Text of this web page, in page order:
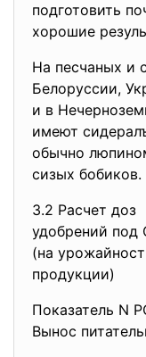
подготовить
хорошие
На песчаных и
Белоруссии,
и в
имеют
обычно
сизых бобиков.
3.2 Расчет доз
удобрений
(на
продукции)
Показатель N
Вынос